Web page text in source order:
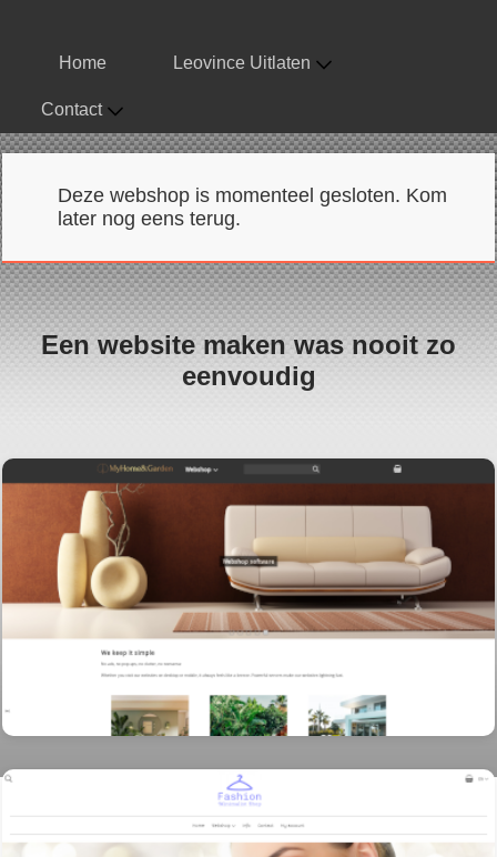
Home Leovince Uitlaten
Contact
Deze webshop is momenteel gesloten. Kom
later nog eens terug.
Een website maken was nooit zo
eenvoudig